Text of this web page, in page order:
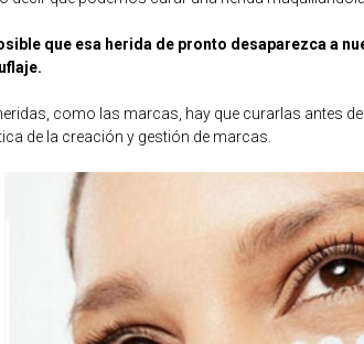
que esa herida de pronto desaparezca a
heridas, como las marcas, hay que curarlas antes
de la creación y gestión de marcas.